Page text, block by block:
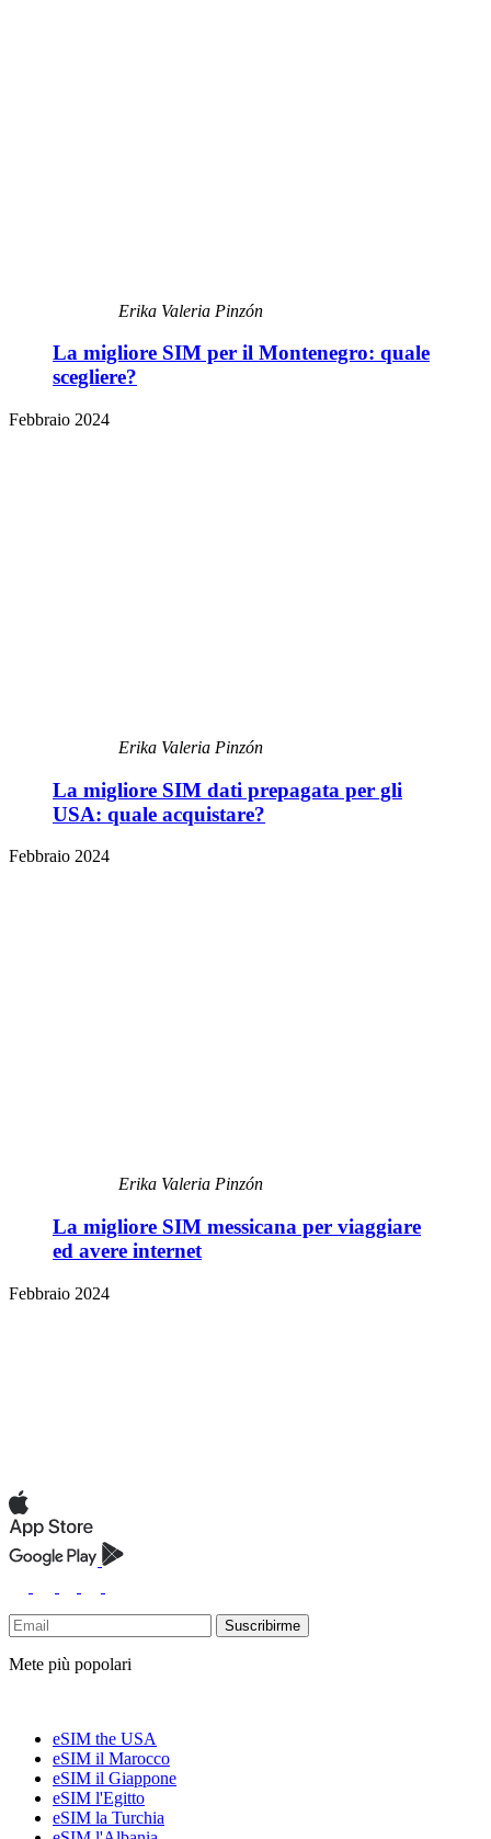
Erika Valeria Pinzón
La migliore SIM per il Montenegro: quale
scegliere?
Febbraio 2024
Erika Valeria Pinzón
La migliore SIM dati prepagata per gli
USA: quale acquistare?
Febbraio 2024
Erika Valeria Pinzón
La migliore SIM messicana per viaggiare
ed avere internet
Febbraio 2024
Suscribirme
Mete più popolari
eSIM the USA
eSIM il Marocco
eSIM il Giappone
eSIM l'Egitto
eSIM la Turchia